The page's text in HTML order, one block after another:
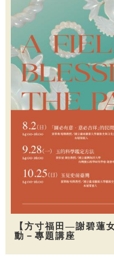
【方寸福田—謝碧蓮
動－專題講座